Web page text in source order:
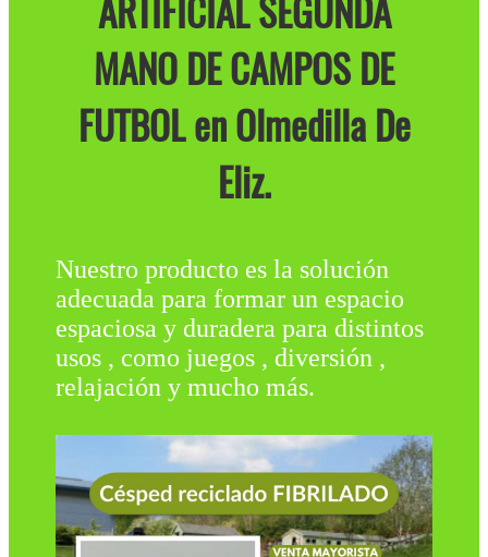
ARTIFICIAL SEGUNDA
MANO DE CAMPOS DE
FUTBOL en Olmedilla De
Eliz.
Nuestro producto es la solución
adecuada para formar un espacio
espaciosa y duradera para distintos
usos , como juegos , diversión ,
relajación y mucho más.